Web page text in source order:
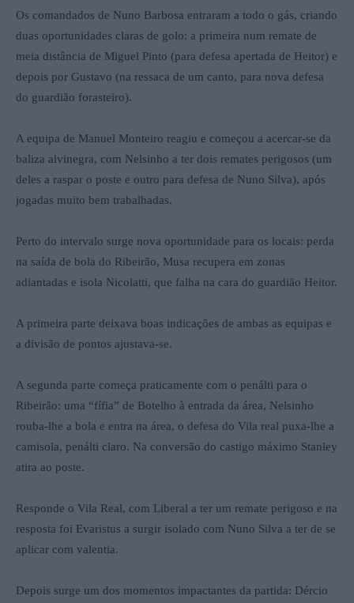
Os comandados de Nuno Barbosa entraram a todo o gás, criando
duas oportunidades claras de golo: a primeira num remate de
meia distância de Miguel Pinto (para defesa apertada de Heitor) e
depois por Gustavo (na ressaca de um canto, para nova defesa
do guardião forasteiro).
A equipa de Manuel Monteiro reagiu e começou a acercar-se da
baliza alvinegra, com Nelsinho a ter dois remates perigosos (um
deles a raspar o poste e outro para defesa de Nuno Silva), após
jogadas muito bem trabalhadas.
Perto do intervalo surge nova oportunidade para os locais: perda
na saída de bola do Ribeirão, Musa recupera em zonas
adiantadas e isola Nicolatti, que falha na cara do guardião Heitor.
A primeira parte deixava boas indicações de ambas as equipas e
a divisão de pontos ajustava-se.
A segunda parte começa praticamente com o penálti para o
Ribeirão: uma “fífia” de Botelho à entrada da área, Nelsinho
rouba-lhe a bola e entra na área, o defesa do Vila real puxa-lhe a
camisola, penálti claro. Na conversão do castigo máximo Stanley
atira ao poste.
Responde o Vila Real, com Liberal a ter um remate perigoso e na
resposta foi Evaristus a surgir isolado com Nuno Silva a ter de se
aplicar com valentia.
Depois surge um dos momentos impactantes da partida: Dércio